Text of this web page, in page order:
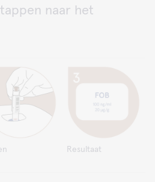
naar het
Resultaat